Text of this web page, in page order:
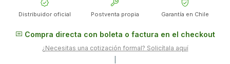
Distribuidor oficial Postventa propia Garantía en Chile
Compra directa con boleta o factura en el checkout
¿Necesitas una cotización formal? Solicítala aquí